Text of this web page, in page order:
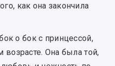
как она закончила
о бок с принцессой,
Она была той,